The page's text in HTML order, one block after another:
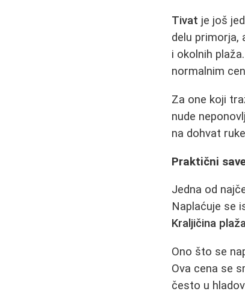
Tivat je još
delu primorja,
i okolnih
normalnim
Za one koji
nude
na dohvat
Praktični
Jedna od
Naplaćuje se
Kraljičina
Ono što se
Ova cena se
često u